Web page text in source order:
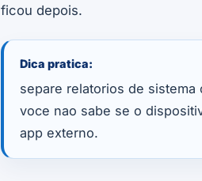
ficou depois.
Dica pratica:
separe relatorios de
voce nao sabe se o
app externo.